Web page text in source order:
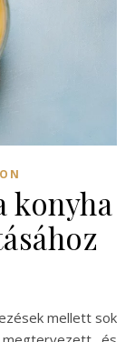
konyha